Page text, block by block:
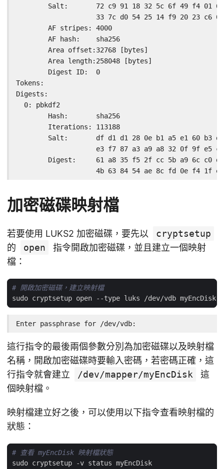
Salt:       72 c9 91 18 32 5c 6f 49 f4 01
33 7c d0 54 25 14 f9 20 23 c6
        AF stripes: 4000
        AF hash:    sha256
        Area offset:32768 [bytes]
        Area length:258048 [bytes]
        Digest ID:  0
Tokens:
Digests:
  0: pbkdf2
        Hash:       sha256
        Iterations: 113188
Salt:       df d1 d1 28 0e b1 a5 e1 60 b3
e3 f7 87 a3 a9 a8 32 0f 9f e5
Digest:     61 a8 35 f5 2f cc 5b a9 6c c0
4b 63 84 54 ae 8c fd 0e f4 1f
加密磁碟映射檔
若要使用 LUKS2 加密磁碟，要先以
cryptsetup
的
open
指令開啟加密磁碟，並且建立一個映射
檔：
# 開啟加密磁碟，建立映射檔
Enter passphrase for /dev/vdb:
這行指令的最後兩個參數分別為加密磁碟以及映射檔
名稱，開啟加密磁碟時要輸入密碼，若密碼正確，這
行指令就會建立
/dev/mapper/myEncDisk
這
個映射檔。
映射檔建立好之後，可以使用以下指令查看映射檔的
狀態：
# 查看 myEncDisk 映射檔狀態